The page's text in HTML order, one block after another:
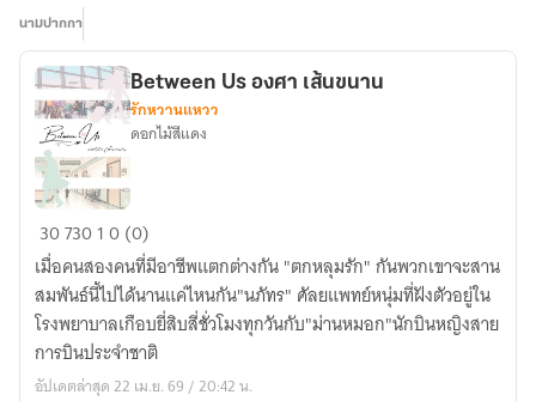
นามปากกา
Between
Us
องศา
เส้น
ขนาน
Between Us องศา เส้นขนาน
รักหวานแหวว
ดอกไม้สีแดง
3073010 (0)
เมื่อคนสองคนที่มีอาชีพแตกต่างกัน "ตกหลุมรัก" กันพวกเขาจะสาน
สมพันธ์นี้ไปได้นานแค่ไหนกัน"นภัทร" ศัลยแพทย์หนุ่มที่ฝังตัวอยู่ใน
โรงพยาบาลเกือบยี่สิบสี่ชั่วโมงทุกวันกับ"ม่านหมอก"นักบินหญิงสาย
การบินประจำชาติ
อัปเดตล่าสุด 22 เม.ย. 69 / 20:42 น.